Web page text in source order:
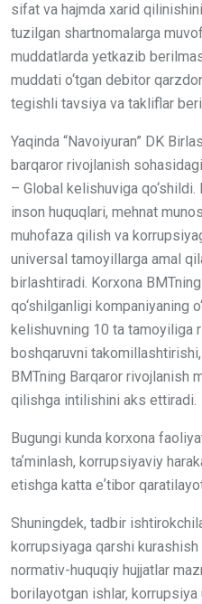
sifat va hajmda xarid
tuzilgan shartnomalarga
muddatlarda yetkazib
muddati o‘tgan debitor
tegishli tavsiya va takliflar
Yaqinda “Navoiyuran” DK
barqaror rivojlanish
– Global kelishuviga
inson huquqlari, mehnat
muhofaza qilish va
universal tamoyillarga amal
birlashtiradi. Korxona
qo‘shilganligi kompaniyaning
kelishuvning 10 ta tamoyiliga
boshqaruvni
BMTning Barqaror rivojlanish
qilishga intilishini aks ettiradi.
Bugungi kunda korxona
taʼminlash, korrupsiyaviy
etishga katta eʼtibor
Shuningdek, tadbir
korrupsiyaga qarshi kurashish
normativ-huquqiy hujjatlar
borilayotgan ishlar,